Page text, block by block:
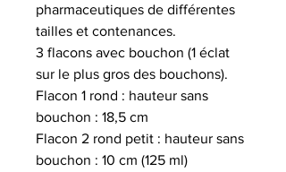
pharmaceutiques de différentes
tailles et contenances.
3 flacons avec bouchon (1 éclat
sur le plus gros des bouchons).
Flacon 1 rond : hauteur sans
bouchon : 18,5 cm
Flacon 2 rond petit : hauteur sans
bouchon : 10 cm (125 ml)